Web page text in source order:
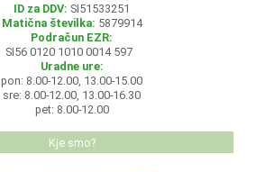
ID za DDV: SI51533251
Matična številka: 5879914
Podračun EZR:
SI56 0120 1010 0014 597
Uradne ure:
pon: 8.00-12.00, 13.00-15.00
sre: 8.00-12.00, 13.00-16.30
pet: 8.00-12.00
Kje smo?